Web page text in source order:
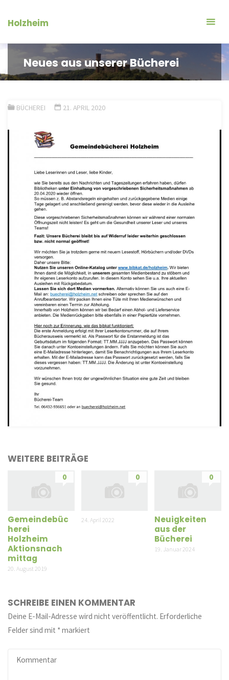
InhaltHolzheim
Neues aus unserer Bücherei
BÜCHEREI 21. APRIL 2020
WEITERE BEITRÄGE
0
Gemeindebüc
herei
Holzheim
Aktionsnach
mittag
20. August 2019
0
24. April 2022
0
Neuigkeiten
aus der
Bücherei
19. Januar 2024
SCHREIBE EINEN KOMMENTAR
Deine E-Mail-Adresse wird nicht veröffentlicht. Erforderliche
Felder sind mit *markiert